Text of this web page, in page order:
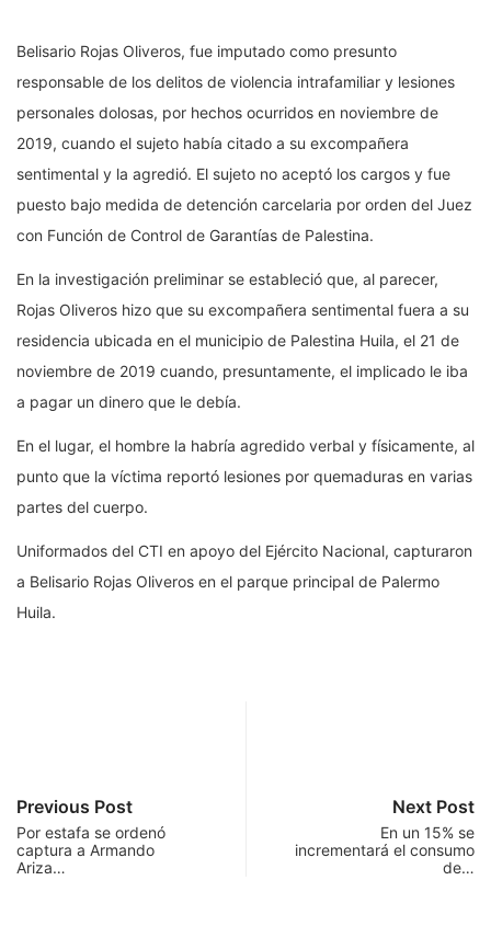
Belisario Rojas Oliveros, fue imputado como presunto
responsable de los delitos de violencia intrafamiliar y lesiones
personales dolosas, por hechos ocurridos en noviembre de
2019, cuando el sujeto había citado a su excompañera
sentimental y la agredió. El sujeto no aceptó los cargos y fue
puesto bajo medida de detención carcelaria por orden del Juez
con Función de Control de Garantías de Palestina.
En la investigación preliminar se estableció que, al parecer,
Rojas Oliveros hizo que su excompañera sentimental fuera a su
residencia ubicada en el municipio de Palestina Huila, el 21 de
noviembre de 2019 cuando, presuntamente, el implicado le iba
a pagar un dinero que le debía.
En el lugar, el hombre la habría agredido verbal y físicamente, al
punto que la víctima reportó lesiones por quemaduras en varias
partes del cuerpo.
Uniformados del CTI en apoyo del Ejército Nacional, capturaron
a Belisario Rojas Oliveros en el parque principal de Palermo
Huila.
Previous Post
Por estafa se ordenó
captura a Armando
Ariza…
Next Post
En un 15% se
incrementará el consumo
de…